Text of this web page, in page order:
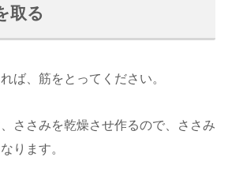
取る
ば、筋をとってください。
ささみを乾燥させ作るので、ささみ
ります。